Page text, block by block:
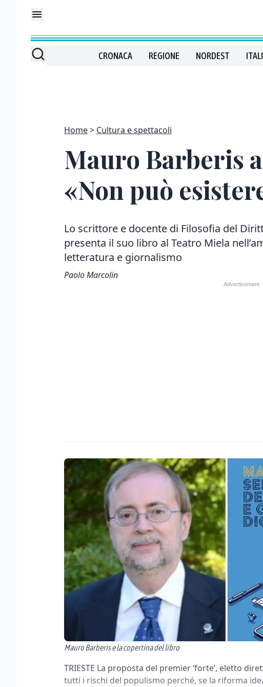
CRONACA REGIONE NORDEST
Home Cultura e spettacoli
Mauro Barberis
«Non può
Lo scrittore e docente di Filosofia del
presenta il suo libro al Teatro Miela
letteratura e giornalismo
Paolo Marcolin
Mauro Barberis e la copertina del libro
TRIESTE La proposta del premier ‘forte’, eletto
tutti i rischi del populismo perché, se la riforma